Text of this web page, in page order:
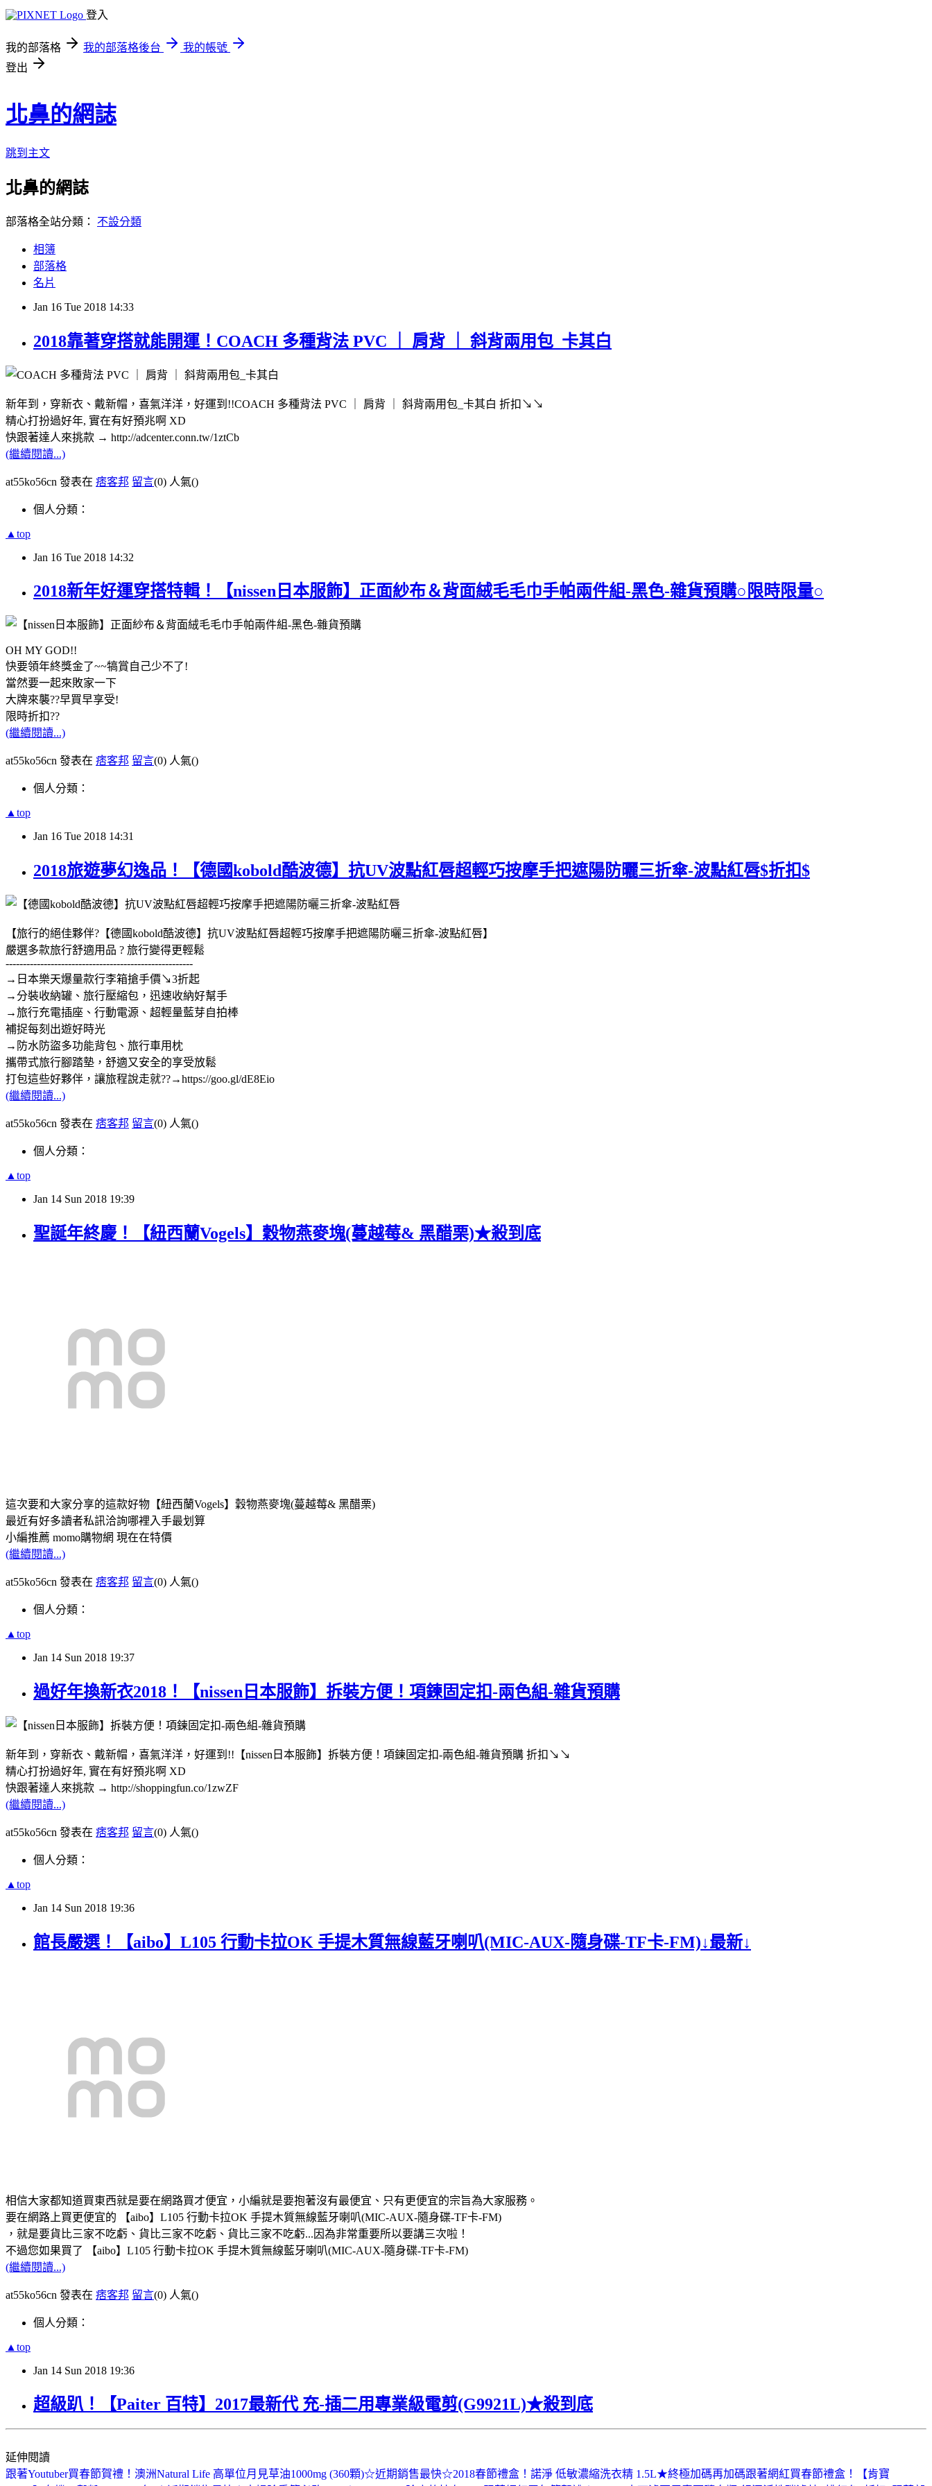
登入
我的部落格 我的部落格後台
我的帳號
登出
北鼻的網誌
跳到主文
北鼻的網誌
部落格全站分類： 不設分類
相簿
部落格
名片
Jan 16 Tue 2018 14:33
2018靠著穿搭就能開運！COACH 多種背法 PVC ｜ 肩背 ｜ 斜背兩用包_卡其白
新年到，穿新衣、戴新帽，喜氣洋洋，好運到!!COACH 多種背法 PVC ｜ 肩背 ｜ 斜背兩用包_卡其白 折扣↘↘
精心打扮過好年, 實在有好預兆啊 XD
快跟著達人來挑款 → http://adcenter.conn.tw/1ztCb
(繼續閱讀...)
at55ko56cn 發表在 痞客邦 留言(0) 人氣()
個人分類：
▲top
Jan 16 Tue 2018 14:32
2018新年好運穿搭特輯！【nissen日本服飾】正面紗布＆背面絨毛毛巾手帕兩件組-黑色-雜貨預購○限時限量○
OH MY GOD!!
快要領年終獎金了~~犒賞自己少不了!
當然要一起來敗家一下
大牌來襲??早買早享受!
限時折扣??
(繼續閱讀...)
at55ko56cn 發表在 痞客邦 留言(0) 人氣()
個人分類：
▲top
Jan 16 Tue 2018 14:31
2018旅遊夢幻逸品！【德國kobold酷波德】抗UV波點紅唇超輕巧按摩手把遮陽防曬三折傘-波點紅唇$折扣$
【旅行的絕佳夥伴?【德國kobold酷波德】抗UV波點紅唇超輕巧按摩手把遮陽防曬三折傘-波點紅唇】
嚴選多款旅行舒適用品 ? 旅行變得更輕鬆
------------------------------------------------------
→日本樂天爆量款行李箱搶手價↘3折起
→分裝收納罐、旅行壓縮包，迅速收納好幫手
→旅行充電插座、行動電源、超輕量藍芽自拍棒
補捉每刻出遊好時光
→防水防盜多功能背包、旅行車用枕
攜帶式旅行腳踏墊，舒適又安全的享受放鬆
打包這些好夥伴，讓旅程說走就??→https://goo.gl/dE8Eio
(繼續閱讀...)
at55ko56cn 發表在 痞客邦 留言(0) 人氣()
個人分類：
▲top
Jan 14 Sun 2018 19:39
聖誕年終慶！【紐西蘭Vogels】穀物燕麥塊(蔓越莓& 黑醋栗)★殺到底
這次要和大家分享的這款好物【紐西蘭Vogels】穀物燕麥塊(蔓越莓& 黑醋栗)
最近有好多讀者私訊洽詢哪裡入手最划算
小編推薦 momo購物網 現在在特價
(繼續閱讀...)
at55ko56cn 發表在 痞客邦 留言(0) 人氣()
個人分類：
▲top
Jan 14 Sun 2018 19:37
過好年換新衣2018！【nissen日本服飾】拆裝方便！項鍊固定扣-兩色組-雜貨預購
新年到，穿新衣、戴新帽，喜氣洋洋，好運到!!【nissen日本服飾】拆裝方便！項鍊固定扣-兩色組-雜貨預購 折扣↘↘
精心打扮過好年, 實在有好預兆啊 XD
快跟著達人來挑款 → http://shoppingfun.co/1zwZF
(繼續閱讀...)
at55ko56cn 發表在 痞客邦 留言(0) 人氣()
個人分類：
▲top
Jan 14 Sun 2018 19:36
館長嚴選！【aibo】L105 行動卡拉OK 手提木質無線藍牙喇叭(MIC-AUX-隨身碟-TF卡-FM)↓最新↓
相信大家都知道買東西就是要在網路買才便宜，小編就是要抱著沒有最便宜、只有更便宜的宗旨為大家服務。
要在網路上買更便宜的 【aibo】L105 行動卡拉OK 手提木質無線藍牙喇叭(MIC-AUX-隨身碟-TF卡-FM)
，就是要貨比三家不吃虧、貨比三家不吃虧、貨比三家不吃虧...因為非常重要所以要講三次啦！
不過您如果買了 【aibo】L105 行動卡拉OK 手提木質無線藍牙喇叭(MIC-AUX-隨身碟-TF卡-FM)
(繼續閱讀...)
at55ko56cn 發表在 痞客邦 留言(0) 人氣()
個人分類：
▲top
Jan 14 Sun 2018 19:36
超級趴！【Paiter 百特】2017最新代 充-插二用專業級電剪(G9921L)★殺到底
延伸閱讀
跟著Youtuber買春節賀禮！澳洲Natural Life 高單位月見草油1000mg (360顆)☆近期銷售最快☆2018春節禮盒！諾淨 低敏濃縮洗衣精 1.5L★終極加碼再加碼跟著網紅買春節禮盒！【肯寶